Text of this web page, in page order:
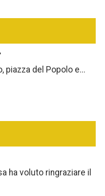
piazza del Popolo e...
ha voluto ringraziare il